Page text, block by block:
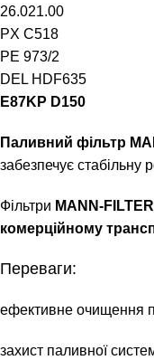
26.021.00
PX C518
PE 973/2
DEL HDF635
E87KP D150
Паливний фільтр
забезпечує стабільну
Фільтри MANN-FILTER
комерційному
Переваги:
ефективне очищення
захист паливної